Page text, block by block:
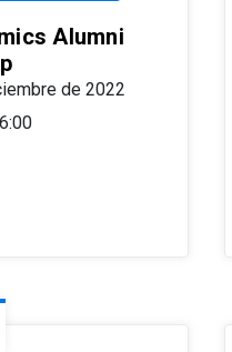
Alumni
de 2022